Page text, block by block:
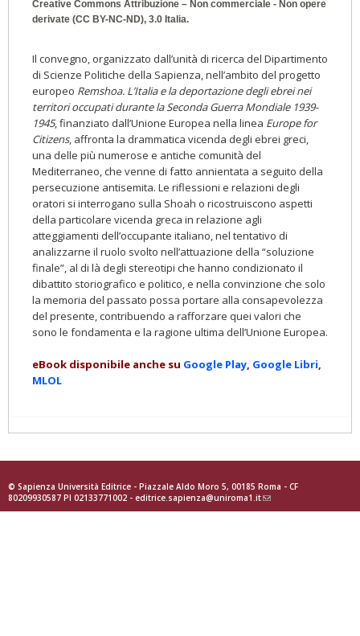
Creative Commons Attribuzione – Non commerciale - Non opere
derivate (CC BY-NC-ND), 3.0 Italia.
Il convegno, organizzato dall’unità di ricerca del Dipartimento
di Scienze Politiche della Sapienza, nell’ambito del progetto
europeo Remshoa. L’Italia e la deportazione degli ebrei nei
territori occupati durante la Seconda Guerra Mondiale 1939-
1945, finanziato dall’Unione Europea nella linea Europe for
Citizens, affronta la drammatica vicenda degli ebrei greci,
una delle più numerose e antiche comunità del
Mediterraneo, che venne di fatto annientata a seguito della
persecuzione antisemita. Le riflessioni e relazioni degli
oratori si interrogano sulla Shoah o ricostruiscono aspetti
della particolare vicenda greca in relazione agli
atteggiamenti dell’occupante italiano, nel tentativo di
analizzarne il ruolo svolto nell’attuazione della “soluzione
finale”, al di là degli stereotipi che hanno condizionato il
dibattito storiografico e politico, e nella convinzione che solo
la memoria del passato possa portare alla consapevolezza
del presente, contribuendo a rafforzare quei valori che
sono le fondamenta e la ragione ultima dell’Unione Europea.
eBook disponibile anche su Google Play, Google Libri,
MLOL
© Sapienza Università Editrice - Piazzale Aldo Moro 5, 00185 Roma - CF
80209930587 PI 02133771002 - editrice.sapienza@uniroma1.it(link
sends